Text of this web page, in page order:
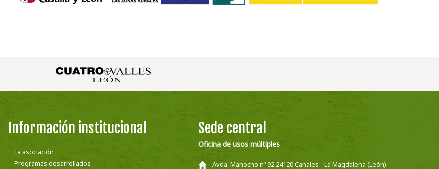
Información institucional
La asociación
Programas desarrollados
Sede central
Oficina de usos múltiples
Avda. Manocho nº 92 24120 Canales - La Magdalena (León)